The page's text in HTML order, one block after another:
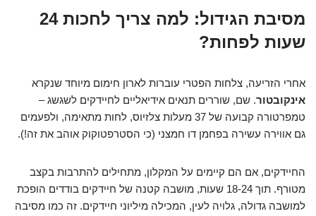
מסיבת הגידול: למה צריך לחכות 24
שעות לפחות?
אחרי הזריעה, צלחות הפטרי עוברות לארון חימום מיוחד שנקרא
אינקובטור. שם, שוררים תנאים אידיאליים לחיידקים לשגשג –
טמפרטורה קבועה של 37 מעלות צלזיוס, לחות מתאימה, ולפעמים
גם אווירה עשירה בפחמן דו חמצני (כי הסטרפטוקוק אוהב את זה!).
החיידקים, אם הם קיימים על המקלון, מתחילים להתרבות בקצב
מטורף. תוך 18-24 שעות, מושבה קטנה של חיידקים בודדים הופכת
למושבה גדולה, גלויה לעין, המכילה מיליוני חיידקים. זה כמו מסיבה